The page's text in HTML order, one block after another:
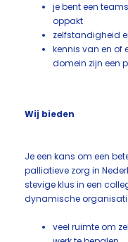
je bent een
oppakt
zelfstandigheid
kennis van en of
domein zijn een
Wij bieden
Je een kans om een
palliatieve zorg in
stevige klus in een
dynamische
veel ruimte om